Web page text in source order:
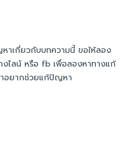
าเกี่ยวกับบทความนี้ ขอให้ลอง
งไลน์ หรือ fb เพื่อลองหาทางแก้
อยากช่วยแก้ปัญหา